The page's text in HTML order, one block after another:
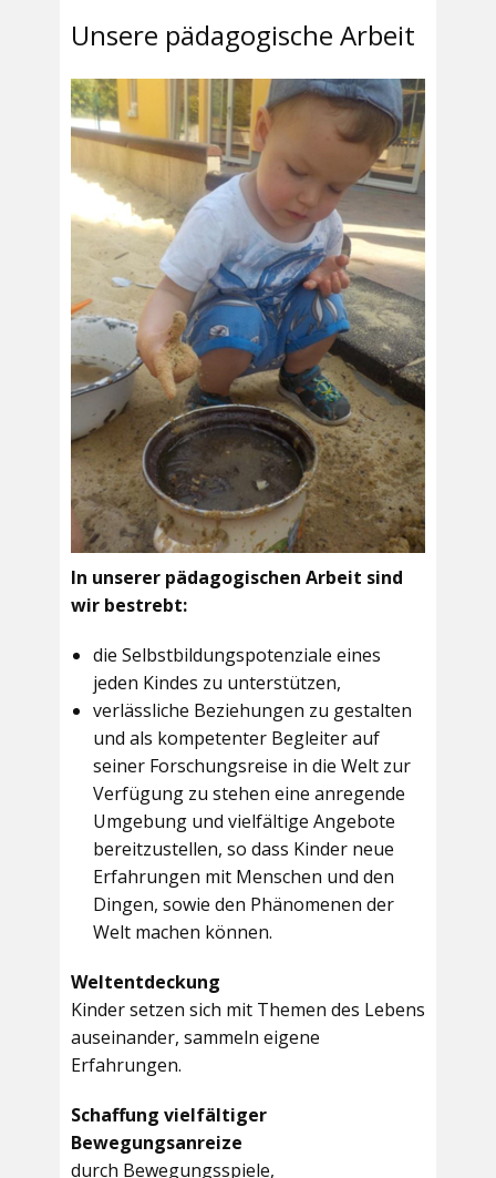
Unsere pädagogische Arbeit
In unserer pädagogischen Arbeit sind
wir bestrebt:
die Selbstbildungspotenziale eines
jeden Kindes zu unterstützen,
verlässliche Beziehungen zu gestalten
und als kompetenter Begleiter auf
seiner Forschungsreise in die Welt zur
Verfügung zu stehen eine anregende
Umgebung und vielfältige Angebote
bereitzustellen, so dass Kinder neue
Erfahrungen mit Menschen und den
Dingen, sowie den Phänomenen der
Welt machen können.
Weltentdeckung
Kinder setzen sich mit Themen des Lebens
auseinander, sammeln eigene
Erfahrungen.
Schaffung vielfältiger
Bewegungsanreize
durch Bewegungsspiele,